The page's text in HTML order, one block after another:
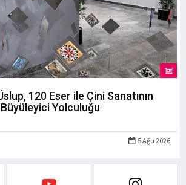
120 Eser ile Çini Sanatının
Büyüleyici Yolculuğu
5 Ağu 2026